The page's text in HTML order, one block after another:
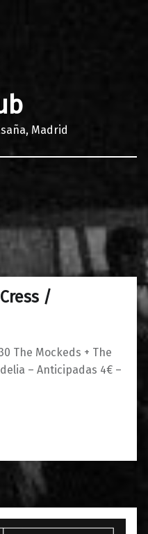
Madrid
/
The Mockeds + The
– Anticipadas 4€ –